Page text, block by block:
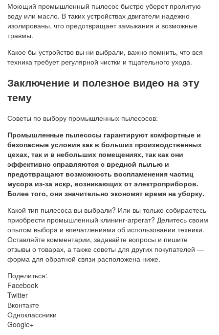
Моющий промышленный пылесос быстро уберет пролитую
воду или масло. В таких устройствах двигатели надежно
изолированы, что предотвращает замыкания и возможные
травмы.
Какое бы устройство вы ни выбрали, важно помнить, что вся
техника требует регулярной чистки и тщательного ухода.
Заключение и полезное видео на эту
тему
Советы по выбору промышленных пылесосов:
Промышленные пылесосы гарантируют комфортные и
безопасные условия как в больших производственных
цехах, так и в небольших помещениях, так как они
эффективно справляются с вредной пылью и
предотвращают возможность воспламенения частиц
мусора из-за искр, возникающих от электроприборов.
Более того, они значительно экономят время на уборку.
Какой тип пылесоса вы выбрали? Или вы только собираетесь
приобрести промышленный клининг-агрегат? Делитесь своим
опытом выбора и впечатлениями об использовании техники.
Оставляйте комментарии, задавайте вопросы и пишите
отзывы о товарах, а также советы для других покупателей —
форма для обратной связи расположена ниже.
Поделиться:
Facebook
Twitter
Вконтакте
Одноклассники
Google+